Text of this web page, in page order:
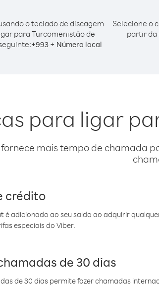
o teclado de discagem
para Turcomenistão de
+993+ Número local
Selecione o
partir da
para ligar
fornece mais tempo de chamada
crédito
é adicionado ao seu saldo ao adquirir
especiais do Viber.
de 30 dias
de 30 dias permite fazer chamadas